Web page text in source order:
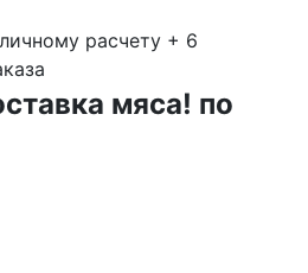
расчету + 6
мяса! по